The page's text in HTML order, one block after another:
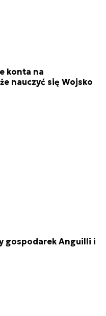
konta na
nauczyć się Wojsko
gospodarek Anguilli i